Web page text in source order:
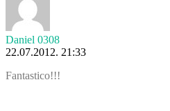
Daniel 0308
22.07.2012. 21:33
Fantastico!!!